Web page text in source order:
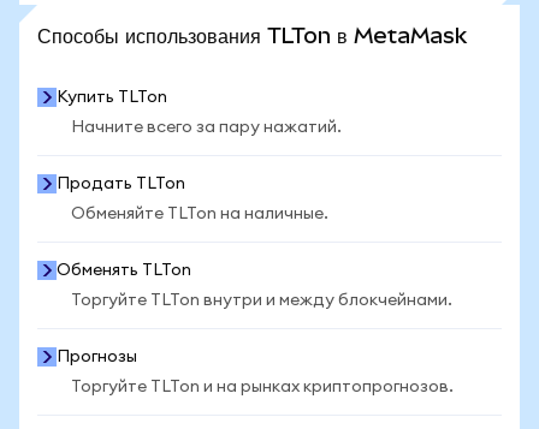
Способы использования TLTon в MetaMask
Купить TLTon
Начните всего за пару нажатий.
Продать TLTon
Обменяйте TLTon на наличные.
Обменять TLTon
Торгуйте TLTon внутри и между блокчейнами.
Прогнозы
Торгуйте TLTon и на рынках криптопрогнозов.